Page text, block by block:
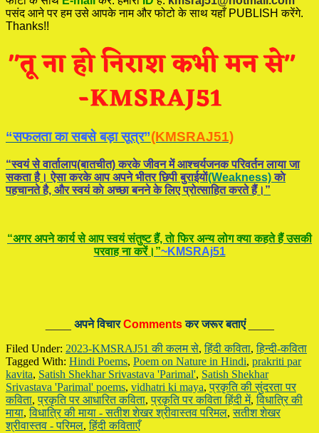
पसंद आने पर हम उसे आपके नाम और फोटो के साथ यहाँ PUBLISH करेंगे.
Thanks!!
“सफलता का सबसे बड़ा सूत्र”(KMSRAJ51)
“स्वयं से वार्तालाप(बातचीत) करके जीवन में आश्चर्यजनक परिवर्तन लाया जा
सकता है। ऐसा करके आप अपने भीतर छिपी बुराईयाें(Weakness)काे
पहचानते है, और स्वयं काे अच्छा बनने के लिए प्रोत्साहित करते हैं।”
“अगर अपने कार्य से आप स्वयं संतुष्ट हैं, ताे फिर अन्य लोग क्या कहते हैं उसकी
परवाह ना करें।”~KMSRAj51
अपने विचारCommentsकर जरूर बताएं____
Filed Under: 2023-KMSRAJ51 की कलम से,हिंदी कविता,हिन्दी-कविता
Tagged With: Hindi Poems, Poem on Nature in Hindi, prakriti par
kavita, Satish Shekhar Srivastava 'Parimal', Satish Shekhar
Srivastava 'Parimal' poems, vidhatri ki maya,प्रकृति की सुंदरता पर
कविता,प्रकृति पर आधारित कविता,प्रकृति पर कविता हिंदी में,विधात्रि की
माया,विधात्रि की माया - सतीश शेखर श्रीवास्तव परिमल,सतीश शेखर
श्रीवास्तव - परिमल,हिंदी कविताएँ